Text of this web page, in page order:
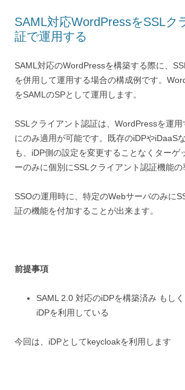
SAML対応WordPressをSSLク
証で運用する
SAML対応のWordPressを構築する際に、
を併用して運用する場合の構成例です。
をSAMLのSPとして運用します。
SSLクライアント認証は、WordPressを運
にのみ適用が可能です。既存のiDPやiDaaS
も、iDP側の設定を変更することなくターゲ
ーのみに個別にSSLクライアント認証機能の
SSOの運用時に、特定のWebサーバのみに
証の機能を付加することが出来ます。
前提事項
SAML 2.0 対応のiDPを構築済み もし
iDPを利用している
今回は、iDPとしてkeycloakを利用します